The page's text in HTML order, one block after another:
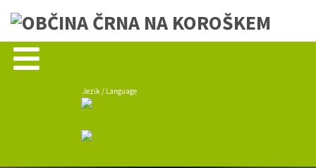
Jezik / Language